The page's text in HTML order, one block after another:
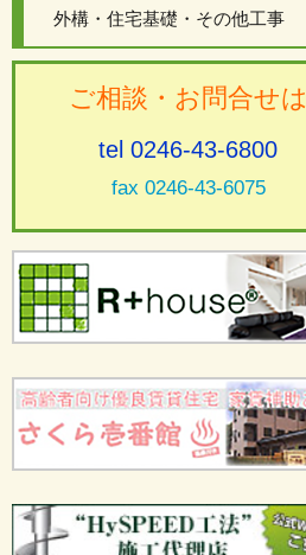
外構・住宅基礎・その他工事
ご相談・お問合せは
tel 0246-43-6800
fax 0246-43-6075